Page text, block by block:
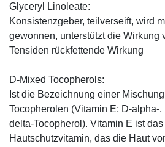
Glyceryl Linoleate:
Konsistenzgeber, teilverseift, wird
gewonnen, unterstützt die Wirkung
Tensiden rückfettende Wirkung
D-Mixed Tocopherols:
Ist die Bezeichnung einer
Tocopherolen (Vitamin E; D-alpha-,
delta-Tocopherol). Vitamin E ist
Hautschutzvitamin, das die Haut